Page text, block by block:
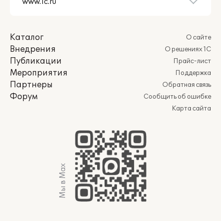
Учет перетоков электроэнергии между
Расчет пофидерного баланса;
Расчет баланса по подстанциям.
Учет и анализ заявок на ограничение
отпуска электроэнергии:
отключение и возобновление
потребления электроэнергии
потребителями;
Ведение истории состояний заявок;
Формирование сводного анализа по
выполнению заявок.
Каталог
Внедрения
Публикации
Мероприятия
Партнеры
Форум
О сайте
О решениях 1С
Прайс-лист
Поддержка
Обратная связь
Сообщить об ошибке
Карта сайта
Мы в Max